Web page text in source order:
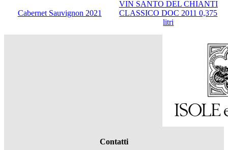
Cabernet Sauvignon 2021
VIN SANTO DEL CHIANTI
CLASSICO DOC 2011 0,375
litri
Contatti